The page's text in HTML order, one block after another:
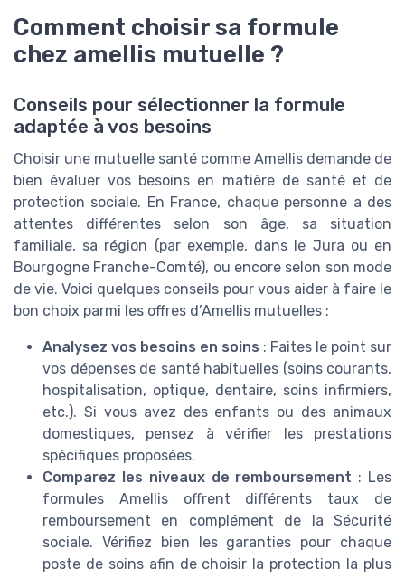
Comment choisir sa formule
chez amellis mutuelle ?
Conseils pour sélectionner la formule
adaptée à vos besoins
Choisir une mutuelle santé comme Amellis demande de
bien évaluer vos besoins en matière de santé et de
protection sociale. En France, chaque personne a des
attentes différentes selon son âge, sa situation
familiale, sa région (par exemple, dans le Jura ou en
Bourgogne Franche-Comté), ou encore selon son mode
de vie. Voici quelques conseils pour vous aider à faire le
bon choix parmi les offres d’Amellis mutuelles :
Analysez vos besoins en soins : Faites le point sur
vos dépenses de santé habituelles (soins courants,
hospitalisation, optique, dentaire, soins infirmiers,
etc.). Si vous avez des enfants ou des animaux
domestiques, pensez à vérifier les prestations
spécifiques proposées.
Comparez les niveaux de remboursement : Les
formules Amellis offrent différents taux de
remboursement en complément de la Sécurité
sociale. Vérifiez bien les garanties pour chaque
poste de soins afin de choisir la protection la plus